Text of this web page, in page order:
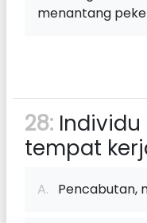
menantang
28:
tempat
A. Pencabutan,